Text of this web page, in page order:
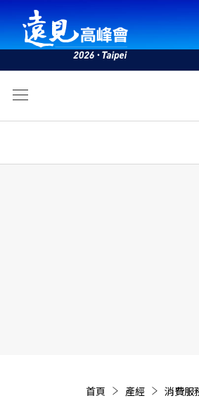
首頁 產經 消費服